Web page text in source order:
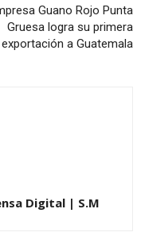
Guano Rojo Punta
Gruesa logra su primera
exportación a Guatemala
Digital | S.M